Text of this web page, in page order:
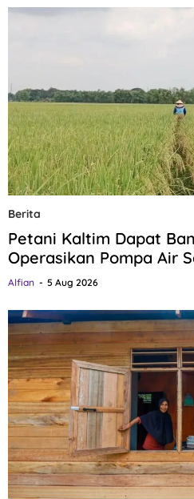
Berita
Petani Kaltim Dapat
Operasikan Pompa Air
Alfian 5 Aug 2026